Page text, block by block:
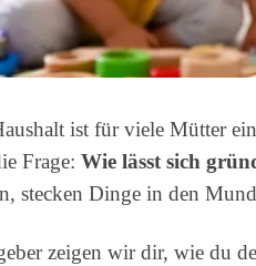
ist für viele Mütter
Frage: Wie lässt sich
stecken Dinge in den
zeigen wir dir, wie du